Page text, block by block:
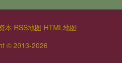
本 RSS地图 HTML地图
© 2013-2026